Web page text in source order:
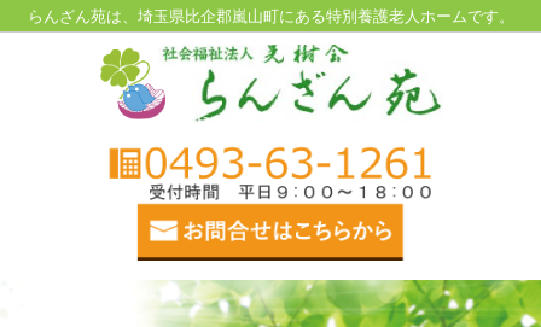
らんざん苑は、埼玉県比企郡嵐山町にある特別養護老人ホームです。